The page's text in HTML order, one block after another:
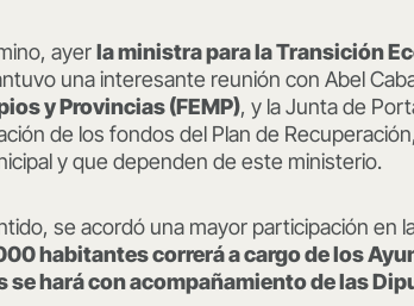
ayerla ministra para la Transición
una interesante reunión con Abel
y Provincias (FEMP), y la Junta de
de los fondos del Plan de
y que dependen de este ministerio.
se acordó una mayor participación en
habitantes correrá a cargo de los
se hará con acompañamiento de las